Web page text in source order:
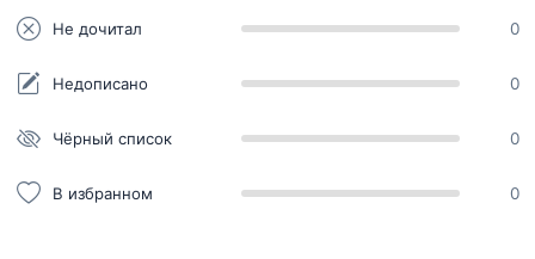
Не дочитал 0
Недописано 0
Чёрный список 0
В избранном 0